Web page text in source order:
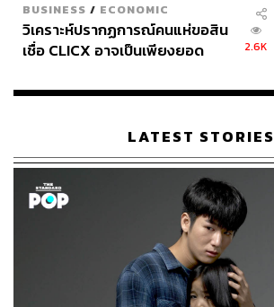
BUSINESS / ECONOMIC
วิเคราะห์ปรากฏการณ์คนแห่ขอสิน
เชื่อ CLICX อาจเป็นเพียงยอด
เรือนไทยที่ถูกซุกไว้
2.6K
LATEST STORIES